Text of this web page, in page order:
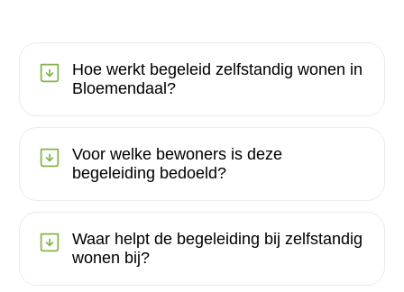
Hoe werkt begeleid zelfstandig wonen in
Bloemendaal?
Voor welke bewoners is deze
begeleiding bedoeld?
Waar helpt de begeleiding bij zelfstandig
wonen bij?